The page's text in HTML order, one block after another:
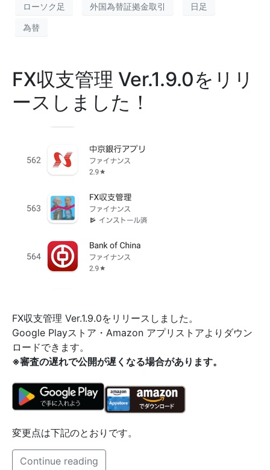
ローソク足 外国為替証拠金取引 日足
為替
FX収支管理 Ver.1.9.0をリリ
ースしました！
FX収支管理 Ver.1.9.0をリリースしました。
Google Playストア・Amazon アプリストアよりダウン
ロードできます。
※審査の遅れで公開が遅くなる場合があります。
変更点は下記のとおりです。
Continue reading